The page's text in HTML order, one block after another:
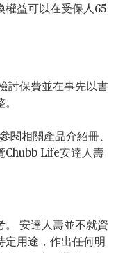
權益可以在受保人65
討保費並在事先以書
閱相關產品介紹冊、
Chubb Life安達人壽
。 安達人壽並不就資
定用途，作出任何明